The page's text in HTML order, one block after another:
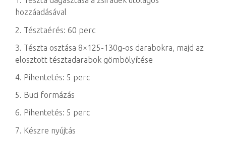
hozzáadásával
2. Tésztaérés: 60 perc
3. Tészta osztása 8×125-130g-os darabokra, majd az
elosztott tésztadarabok gömbölyítése
4. Pihentetés: 5 perc
5. Buci formázás
6. Pihentetés: 5 perc
7. Készre nyújtás